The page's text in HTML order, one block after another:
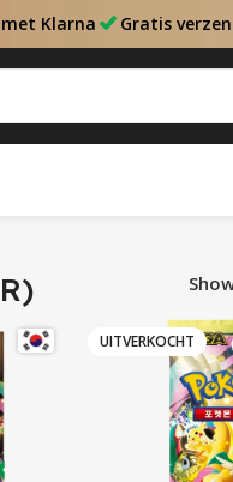
Klarna Gratis
UITVERKOCHT